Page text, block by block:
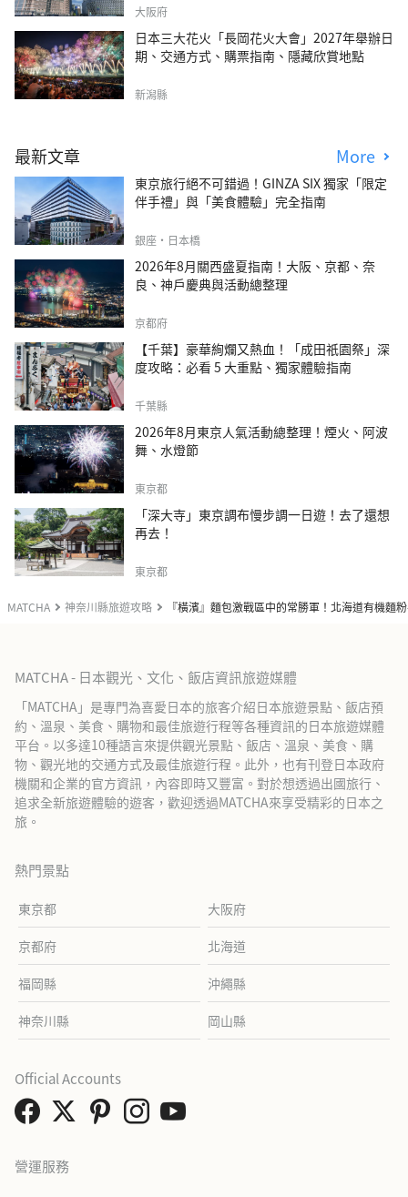
MATCHA 神奈川縣旅遊攻略 『橫濱』麵包激戰區中的常勝軍！北海道有機麵
大阪府
日本三大花火「長岡花火大會」2027年舉辦日
期、交通方式、購票指南、隱藏欣賞地點
新潟縣
最新文章 More
東京旅行絕不可錯過！GINZA SIX 獨家「限定
伴手禮」與「美食體驗」完全指南
銀座・日本橋
2026年8月關西盛夏指南！大阪、京都、奈
良、神戶慶典與活動總整理
京都府
【千葉】豪華絢爛又熱血！「成田祇園祭」深
度攻略：必看 5 大重點、獨家體驗指南
千葉縣
2026年8月東京人氣活動總整理！煙火、阿波
舞、水燈節
東京都
「深大寺」東京調布慢步調一日遊！去了還想
再去！
東京都
MATCHA - 日本觀光、文化、飯店資訊旅遊媒體
「MATCHA」是專門為喜愛日本的旅客介紹日本旅遊景點、飯店預
約、溫泉、美食、購物和最佳旅遊行程等各種資訊的日本旅遊媒體
平台。以多達10種語言來提供觀光景點、飯店、溫泉、美食、購
物、觀光地的交通方式及最佳旅遊行程。此外，也有刊登日本政府
機關和企業的官方資訊，內容即時又豐富。對於想透過出國旅行、
追求全新旅遊體驗的遊客，歡迎透過MATCHA來享受精彩的日本之
旅。
熱門景點
東京都 大阪府
京都府 北海道
福岡縣 沖繩縣
神奈川縣 岡山縣
營運服務
Official Accounts